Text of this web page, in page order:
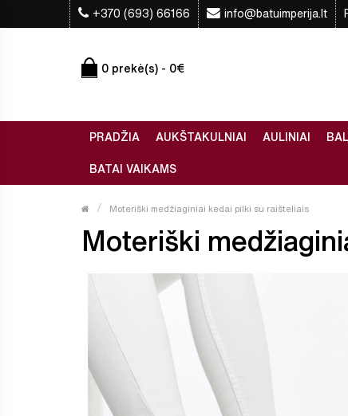
+370 (693) 66166 info@batuimperija.lt
0 prekė(s) - 0€
PRADŽIA AUKŠTAKULNIAI AULINIAI
BATAI VAIKAMS
Moteriški medžiaginiai kedai pilki su raišteliais
Moteriški